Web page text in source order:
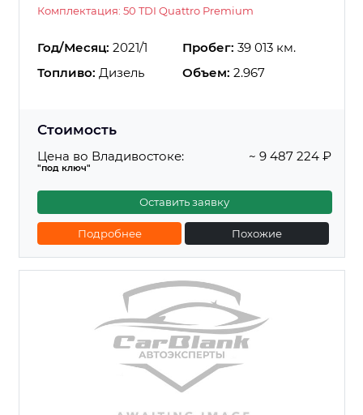
Комплектация: 50 TDI Quattro Premium
Год/Месяц: 2021/1 Пробег: 39 013 км.
Топливо: Дизель Объем: 2.967
Стоимость
Цена во Владивостоке:
"под ключ"
~ 9 487 224 ₽
Оставить заявку
Подробнее Похожие